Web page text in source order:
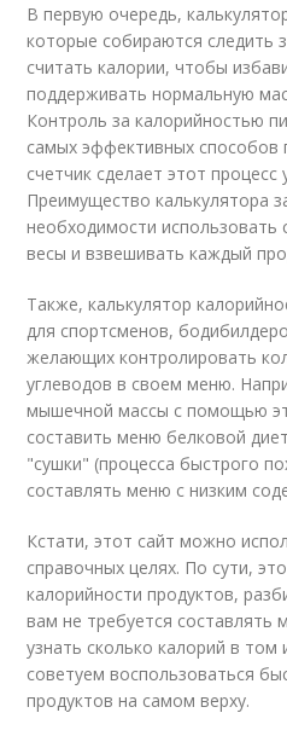
В первую очередь,
которые собираются следить
считать калории, чтобы
поддерживать нормальную
Контроль за калорийностью
самых эффективных способов
счетчик сделает этот
Преимущество калькулятора
необходимости использовать
весы и взвешивать каждый
Также, калькулятор
для спортсменов,
желающих контролировать
углеводов в своем меню.
мышечной массы с помощью
составить меню белковой
"сушки" (процесса быстрого
составлять меню с низким
Кстати, этот сайт можно
справочных целях. По сути,
калорийности продуктов,
вам не требуется
узнать сколько калорий в
советуем воспользоваться
продуктов на самом верху.